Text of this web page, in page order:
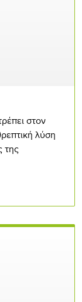
στον
λύση
της